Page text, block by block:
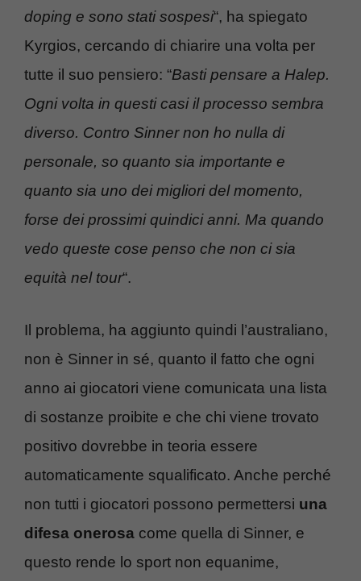
doping e sono stati sospesi“, ha spiegato
Kyrgios, cercando di chiarire una volta per
tutte il suo pensiero: “Basti pensare a Halep.
Ogni volta in questi casi il processo sembra
diverso. Contro Sinner non ho nulla di
personale, so quanto sia importante e
quanto sia uno dei migliori del momento,
forse dei prossimi quindici anni. Ma quando
vedo queste cose penso che non ci sia
equità nel tour“.
Il problema, ha aggiunto quindi l’australiano,
non è Sinner in sé, quanto il fatto che ogni
anno ai giocatori viene comunicata una lista
di sostanze proibite e che chi viene trovato
positivo dovrebbe in teoria essere
automaticamente squalificato. Anche perché
non tutti i giocatori possono permettersi una
difesa onerosa come quella di Sinner, e
questo rende lo sport non equanime,